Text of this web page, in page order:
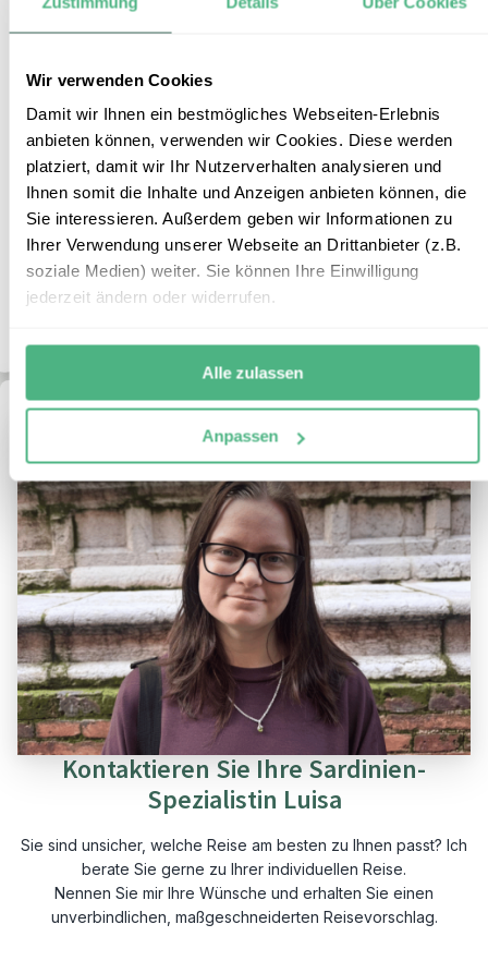
Wir verwenden Cookies
Damit wir Ihnen ein bestmögliches Webseiten-Erlebnis
anbieten können, verwenden wir Cookies. Diese werden
platziert, damit wir Ihr Nutzerverhalten analysieren und
Ihnen somit die Inhalte und Anzeigen anbieten können, die
Sie interessieren. Außerdem geben wir Informationen zu
Ihrer Verwendung unserer Webseite an Drittanbieter (z.B.
soziale Medien) weiter. Sie können Ihre Einwilligung
jederzeit ändern oder widerrufen.
Alle zulassen
Anpassen
7
Sardinien und Korsika
Reiseform:
Segelbaustein in einer Kleingruppe
Reisedauer:
8 Tage / 7 Nächte
Reiseroute:
Olbia/Portisco – Cala Gavetta – Santa Teresa
di Gallura – Bonifacio (Korsika) – Lavezzi-
Inseln – Bucht an der Nordostküste Sardiniens
– Olbia/Portisco (oder ähnlich)
ab € 890,- p.P. bei 2 Personen
Mehr Informationen
ZUM REISEBAUSTEIN
Kontaktieren Sie Ihre Sardinien-
Spezialistin Luisa
Sie sind unsicher, welche Reise am besten zu Ihnen passt? Ich
berate Sie gerne zu Ihrer individuellen Reise.
Nennen Sie mir Ihre Wünsche und erhalten Sie einen
unverbindlichen, maßgeschneiderten Reisevorschlag.